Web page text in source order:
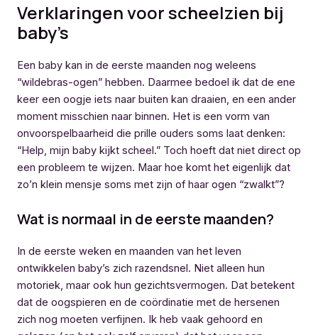
Verklaringen voor scheelzien bij
baby’s
Een baby kan in de eerste maanden nog weleens
“wildebras-ogen” hebben. Daarmee bedoel ik dat de ene
keer een oogje iets naar buiten kan draaien, en een ander
moment misschien naar binnen. Het is een vorm van
onvoorspelbaarheid die prille ouders soms laat denken:
“Help, mijn baby kijkt scheel.” Toch hoeft dat niet direct op
een probleem te wijzen. Maar hoe komt het eigenlijk dat
zo’n klein mensje soms met zijn of haar ogen “zwalkt”?
Wat is normaal in de eerste maanden?
In de eerste weken en maanden van het leven
ontwikkelen baby’s zich razendsnel. Niet alleen hun
motoriek, maar ook hun gezichtsvermogen. Dat betekent
dat de oogspieren en de coördinatie met de hersenen
zich nog moeten verfijnen. Ik heb vaak gehoord en